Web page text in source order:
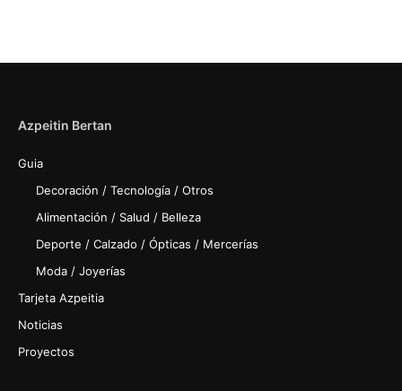
Azpeitin Bertan
Guia
Decoración / Tecnología / Otros
Alimentación / Salud / Belleza
Deporte / Calzado / Ópticas / Mercerías
Moda / Joyerías
Tarjeta Azpeitia
Noticias
Proyectos